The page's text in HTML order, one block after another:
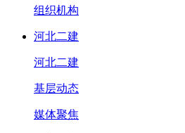
组织机构
河北二建
河北二建
基层动态
媒体聚焦